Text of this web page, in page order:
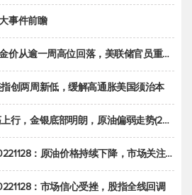
事件前瞻
周高位回落，美联储官员重申鹰派立场推动美元回升
创两周新低，缓解高通胀美国须治本
金银底部明朗，原油偏弱走势(20221128收评)
原油价格持续下降，市场关注OPEC+新一轮产能政策
：市场信心受挫，股指全线回调